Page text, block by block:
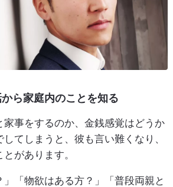
ら家庭内のことを知る
家事をするのか、金銭感覚はどうか
てしまうと、彼も言い難くなり、
があります。
」「物欲はある方？」「普段両親と